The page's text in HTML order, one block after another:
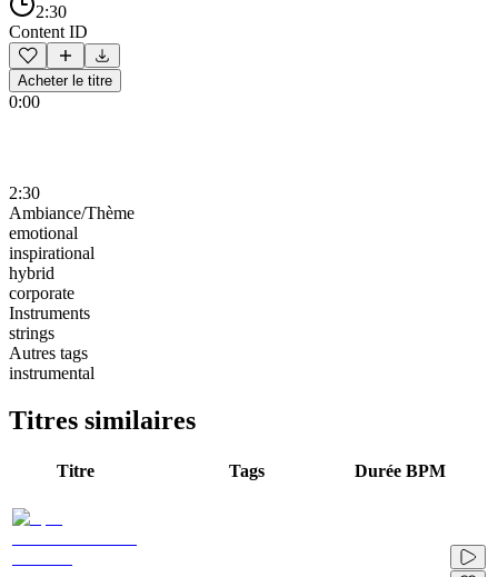
2:30
Content ID
Acheter le titre
0:00
2:30
Ambiance/Thème
emotional
inspirational
hybrid
corporate
Instruments
strings
Autres tags
instrumental
Titres similaires
Titre Tags Durée BPM